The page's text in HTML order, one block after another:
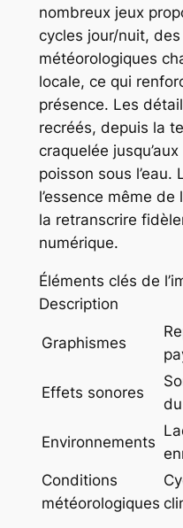
nombreux jeux
cycles jour/nuit,
météorologiques
locale, ce qui
présence. Les
recréés, depuis la
craquelée
poisson sous l’eau.
l’essence même
la retranscrire
numérique.
Éléments clés de
Description
Graphismes
Effets sonores
Environnements
Conditions
météorologiques